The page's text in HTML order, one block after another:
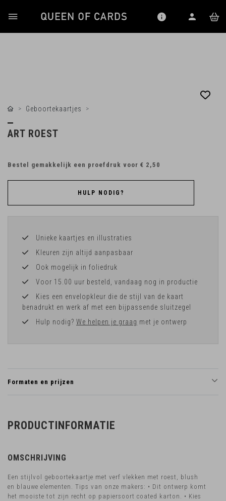
Geboortekaartjes
ART ROEST
Bestel gemakkelijk een proefdruk voor € 2,50
HULP NODIG?
Unieke kaartjes en illustraties
Kleuren zijn altijd aanpasbaar
Ook mogelijk in foliedruk
Voor 15.00 uur besteld, vandaag nog in productie
Kies een envelopkleur die de stijl van de kaart
benadrukt en werk af met een bijpassende sluitzegel
Hulp nodig? We helpen je graag met je ontwerp
Formaten en prijzen
PRODUCTINFORMATIE
OMSCHRIJVING
Een stijlvol geboortekaartje met verf vlekken met roest, blush
en blauwe elementen. Tips van onze makers: • Dit ontwerp komt
het mooiste tot zijn recht op papiersoort coated karton. • Kies